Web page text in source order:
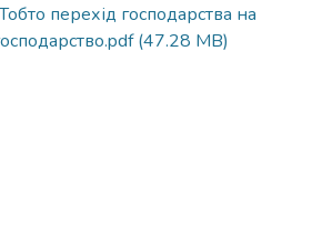
перехід господарства на
(47.28 MB)